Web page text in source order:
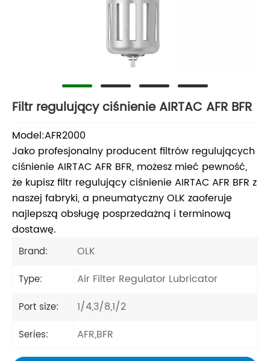
Filtr regulujący ciśnienie AIRTAC AFR BFR
Model:AFR2000
Jako profesjonalny producent filtrów regulujących
ciśnienie AIRTAC AFR BFR, możesz mieć pewność,
że kupisz filtr regulujący ciśnienie AIRTAC AFR BFR z
naszej fabryki, a pneumatyczny OLK zaoferuje
najlepszą obsługę posprzedażną i terminową
dostawę.
Brand: OLK
Type: Air Filter Regulator Lubricator
Port size: 1/4,3/8,1/2
Series: AFR,BFR